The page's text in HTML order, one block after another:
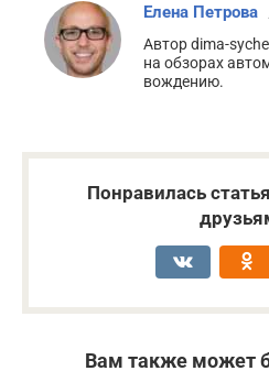
Елена Петрова
Автор dima-
на обзорах
вождению.
Понравилась
Вам также может